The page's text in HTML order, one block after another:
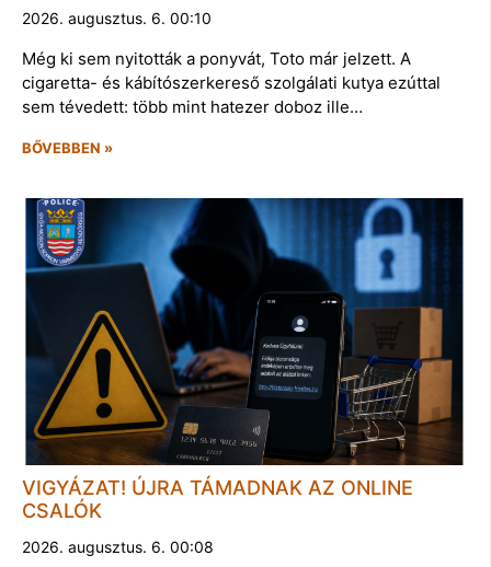
2026. augusztus. 6. 00:10
Még ki sem nyitották a ponyvát, Toto már jelzett. A
cigaretta- és kábítószerkereső szolgálati kutya ezúttal
sem tévedett: több mint hatezer doboz ille…
BŐVEBBEN »
VIGYÁZAT! ÚJRA TÁMADNAK AZ ONLINE
CSALÓK
2026. augusztus. 6. 00:08